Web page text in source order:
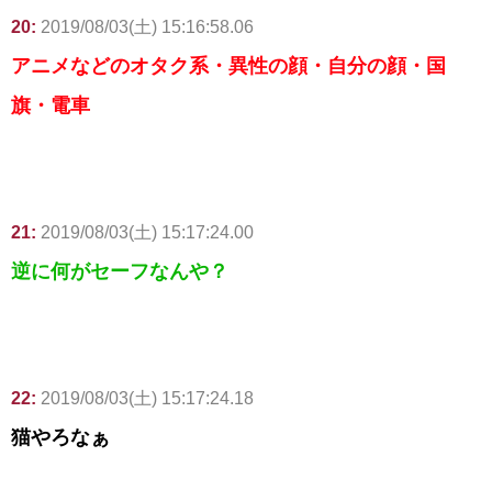
20: 2019/08/03(土) 15:16:58.06
アニメなどのオタク系・異性の顔・自分の顔・国
旗・電車
21: 2019/08/03(土) 15:17:24.00
逆に何がセーフなんや？
22: 2019/08/03(土) 15:17:24.18
猫やろなぁ